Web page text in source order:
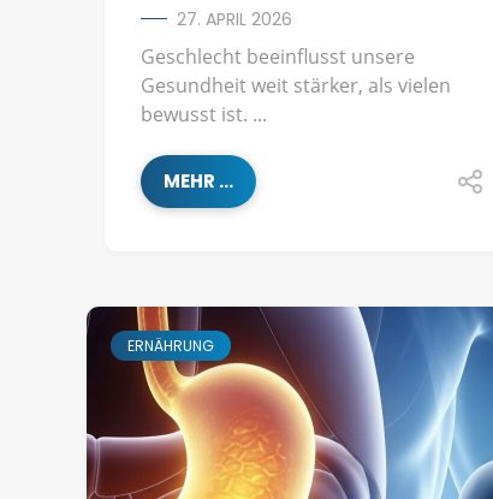
27. APRIL 2026
Geschlecht beeinflusst unsere
Gesundheit weit stärker, als vielen
bewusst ist. ...
MEHR ...
ERNÄHRUNG